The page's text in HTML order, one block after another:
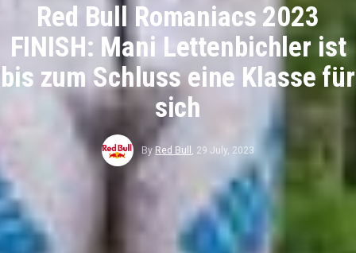
Red Bull Romaniacs 2023
FINISH: Mani Lettenbichler ist
bis zum Schluss eine Klasse für
sich
ByRed Bull , 29 July, 2023